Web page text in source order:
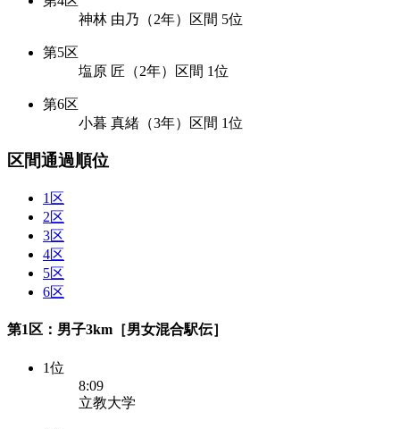
神林 由乃（2年）区間 5位
第5区
塩原 匠（2年）区間 1位
第6区
小暮 真緒（3年）区間 1位
区間通過順位
1区
2区
3区
4区
5区
6区
第1区：男子3km［男女混合駅伝］
1位
8:09
立教大学